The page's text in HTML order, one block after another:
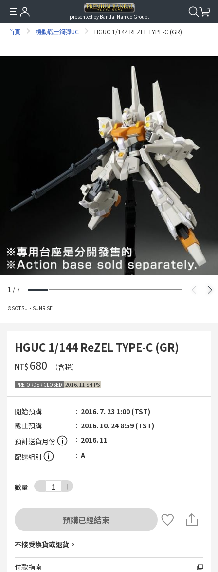
presented by Bandai Namco Group.
首頁 機動戰士鋼彈UC HGUC 1/144 REZEL TYPE-C (GR)
1 / 7
©SOTSU・SUNRISE
HGUC 1/144 ReZEL TYPE-C (GR)
NT$ ‌680 （含税）
PRE-ORDER CLOSED 2016. 11 SHIPS
開始預購
2016. 7. 23 1:00 (TST)
截止預購
2016. 10. 24 8:59 (TST)
預計送貨月份
2016. 11
配送組別
A
數量 － 1 ＋
預購已經結束
不接受換貨或退貨。
付款指南